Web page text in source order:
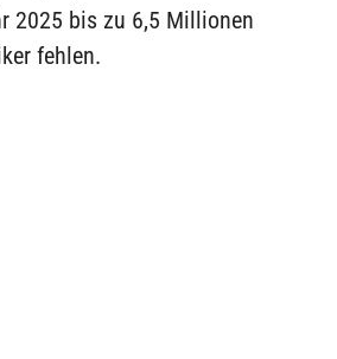
2025 bis zu 6,5 Millionen
fehlen.